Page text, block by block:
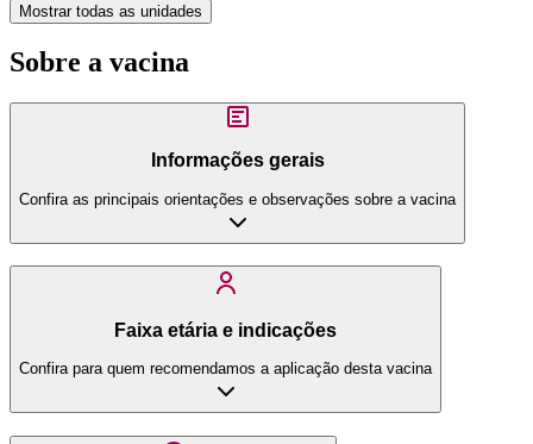
Mostrar todas as unidades
Sobre a vacina
Informações gerais
Confira as principais orientações e observações sobre a vacina
Faixa etária e indicações
Confira para quem recomendamos a aplicação desta vacina